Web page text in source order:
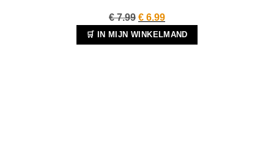
€7.99 Oorspronkelijke
prijs
was:
€ 6.99Huidige
prijs
is:
🛒 IN MIJN WINKELMAND